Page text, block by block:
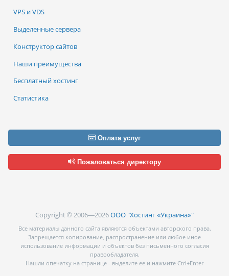
VPS и VDS
Выделенные сервера
Конструктор сайтов
Наши преимущества
Бесплатный хостинг
Статистика
Оплата услуг
Пожаловаться директору
Copyright © 2006—2026ООО "Хостинг «Украина»"
Все материалы данного сайта являются объектами авторского права.
Запрещается копирование, распространение или любое иное
использование информации и объектов без письменного согласия
правообладателя.
Нашли опечатку на странице - выделите ее и нажмите Ctrl+Enter